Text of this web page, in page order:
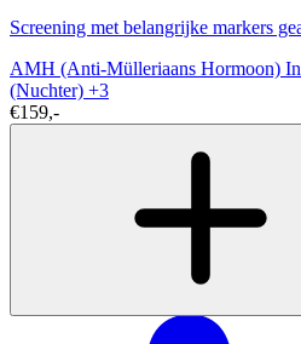
Screening met belangrijke markers
AMH (Anti-Mülleriaans Hormoon)
(Nuchter) +3
€159,-